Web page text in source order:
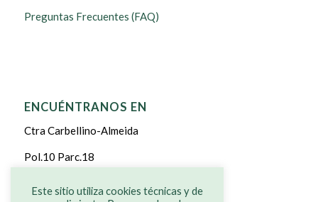
Preguntas Frecuentes (FAQ)
ENCUÉNTRANOS EN
Ctra Carbellino-Almeida
Pol.10 Parc.18
Este sitio utiliza cookies técnicas y de